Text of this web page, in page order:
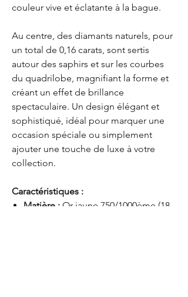
couleur vive et éclatante à la bague.
Au centre, des diamants naturels, pour
un total de 0,16 carats, sont sertis
autour des saphirs et sur les courbes
du quadrilobe, magnifiant la forme et
créant un effet de brillance
spectaculaire. Un design élégant et
sophistiqué, idéal pour marquer une
occasion spéciale ou simplement
ajouter une touche de luxe à votre
collection.
Caractéristiques :
Matière : Or jaune 750/1000ème (18